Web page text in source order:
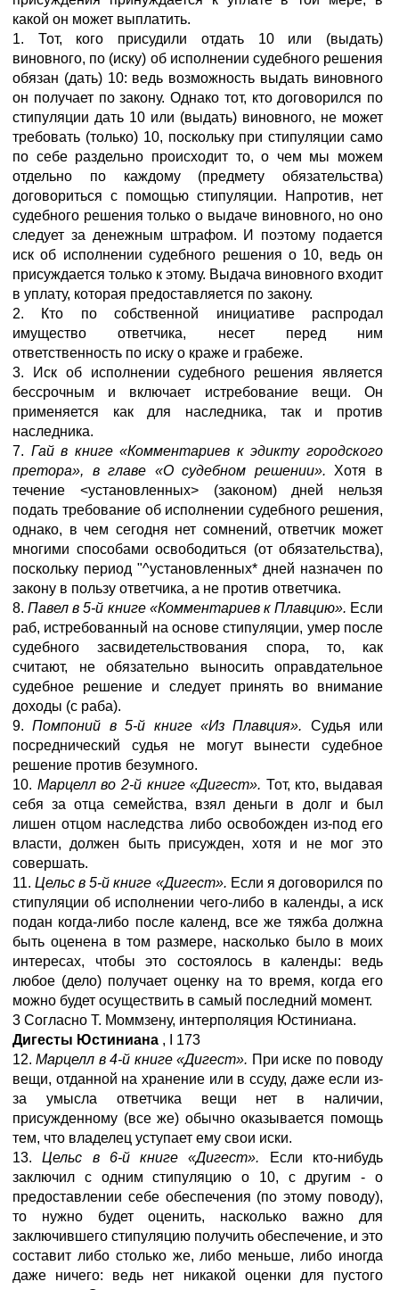
какой он может выплатить.
1. Тот, кого присудили отдать 10 или (выдать)
виновного, по (иску) об исполнении судебного решения
обязан (дать) 10: ведь возможность выдать виновного
он получает по закону. Однако тот, кто договорился по
стипуляции дать 10 или (выдать) виновного, не может
требовать (только) 10, поскольку при стипуляции само
по себе раздельно происходит то, о чем мы можем
отдельно по каждому (предмету обязательства)
договориться с помощью стипуляции. Напротив, нет
судебного решения только о выдаче виновного, но оно
следует за денежным штрафом. И поэтому подается
иск об исполнении судебного решения о 10, ведь он
присуждается только к этому. Выдача виновного входит
в уплату, которая предоставляется по закону.
2. Кто по собственной инициативе распродал
имущество ответчика, несет перед ним
ответственность по иску о краже и грабеже.
3. Иск об исполнении судебного решения является
бессрочным и включает истребование вещи. Он
применяется как для наследника, так и против
наследника.
7. Гай в книге «Комментариев к эдикту городского
претора», в главе «О судебном решении». Хотя в
течение <установленных> (законом) дней нельзя
подать требование об исполнении судебного решения,
однако, в чем сегодня нет сомнений, ответчик может
многими способами освободиться (от обязательства),
поскольку период "^установленных* дней назначен по
закону в пользу ответчика, а не против ответчика.
8.Павел в 5-й книге «Комментариев к Плавцию». Если
раб, истребованный на основе стипуляции, умер после
судебного засвидетельствования спора, то, как
считают, не обязательно выносить оправдательное
судебное решение и следует принять во внимание
доходы (с раба).
9.Помпоний в 5-й книге «Из Плавция». Судья или
посреднический судья не могут вынести судебное
решение против безумного.
10. Марцелл во 2-й книге «Дигест». Тот, кто, выдавая
себя за отца семейства, взял деньги в долг и был
лишен отцом наследства либо освобожден из-под его
власти, должен быть присужден, хотя и не мог это
совершать.
11.Цельс в 5-й книге «Дигест». Если я договорился по
стипуляции об исполнении чего-либо в календы, а иск
подан когда-либо после календ, все же тяжба должна
быть оценена в том размере, насколько было в моих
интересах, чтобы это состоялось в календы: ведь
любое (дело) получает оценку на то время, когда его
можно будет осуществить в самый последний момент.
3 Согласно Т. Моммзену, интерполяция Юстиниана.
Дигесты Юстиниана ,
173
12.Марцелл в 4-й книге «Дигест». При иске по поводу
вещи, отданной на хранение или в ссуду, даже если из-
за умысла ответчика вещи нет в наличии,
присужденному (все же) обычно оказывается помощь
тем, что владелец уступает ему свои иски.
13.Цельс в 6-й книге «Дигест».
Если кто-нибудь
заключил с одним стипуляцию о 10, с другим - о
предоставлении себе обеспечения (по этому поводу),
то нужно будет оценить, насколько важно для
заключившего стипуляцию получить обеспечение, и это
составит либо столько же, либо меньше, либо иногда
даже ничего: ведь нет никакой оценки для пустого